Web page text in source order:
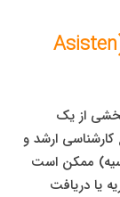
۲. دستیار تحقیق یا دستیار استاد (Asisten
بخشی از یک
ارشد و
ممکن است
یا دریافت